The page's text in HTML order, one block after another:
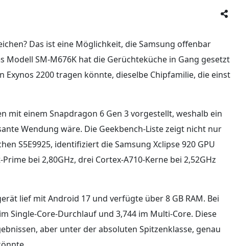
Das ist eine Möglichkeit, die Samsung offenbar
SM-M676K hat die Gerüchteküche in Gang gesetzt
2200 tragen könnte, dieselbe Chipfamilie, die einst
mit einem Snapdragon 6 Gen 3 vorgestellt, weshalb ein
Wendung wäre. Die Geekbench-Liste zeigt nicht nur
S5E9925, identifiziert die Samsung Xclipse 920 GPU
bei 2,80GHz, drei Cortex-A710-Kerne bei 2,52GHz
lief mit Android 17 und verfügte über 8 GB RAM. Bei
Single-Core-Durchlauf und 3,744 im Multi-Core. Diese
aber unter der absoluten Spitzenklasse, genau